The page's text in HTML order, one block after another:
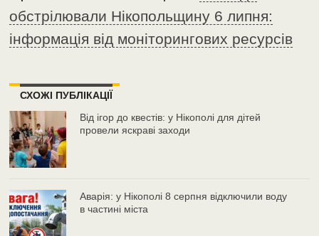
обстрілювали Нікопольщину 6 липня:
інформація від моніторингових ресурсів
СХОЖІ ПУБЛІКАЦІЇ
Від ігор до квестів: у Нікополі для дітей
провели яскраві заходи
Аварія: у Нікополі 8 серпня відключили воду
в частині міста